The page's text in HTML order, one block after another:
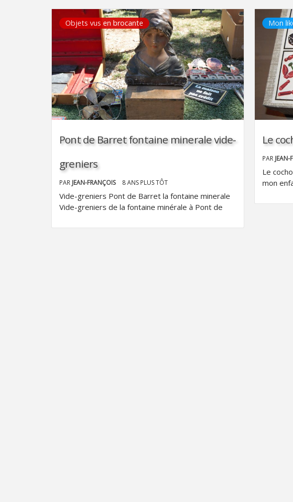
Objets vus en brocante
Pont de Barret fontaine minerale vide-
greniers
PAR JEAN-FRANÇOIS 8 ANS PLUS TÔT
Vide-greniers Pont de Barret la fontaine minerale
Vide-greniers de la fontaine minérale à Pont de
Mon
Le
PAR JEAN-
Le
mon